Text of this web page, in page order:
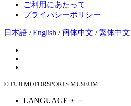
ご利用にあたって
プライバシーポリシー
日本語 /English /簡体中文 /繁体中文
© FUJI MOTORSPORTS MUSEUM
LANGUAGE ＋ －